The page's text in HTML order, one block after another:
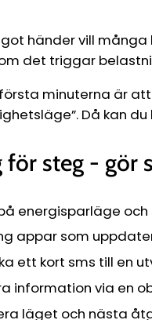
händer vill
det triggar
minuterna är
Då kan
för steg - gör
energisparläge och
appar som
ett kort sms till en
information via en
läget och nästa